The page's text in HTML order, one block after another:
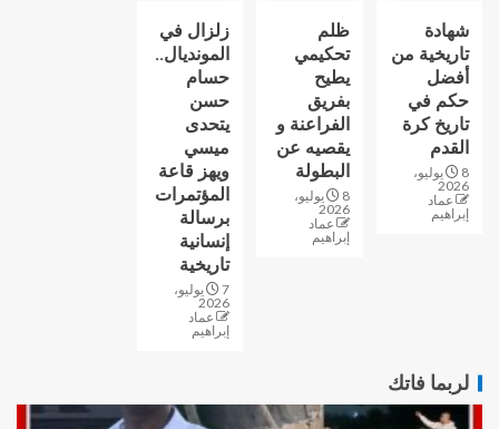
شهادة
تاريخية من
أفضل
حكم في
تاريخ كرة
القدم
8 يوليو،
2026
عماد
إبراهيم
ظلم
تحكيمي
يطيح
بفريق
الفراعنة و
يقصيه عن
البطولة
8 يوليو،
2026
عماد
إبراهيم
زلزال في
المونديال..
حسام
حسن
يتحدى
ميسي
ويهز قاعة
المؤتمرات
برسالة
إنسانية
تاريخية
7 يوليو،
2026
عماد
إبراهيم
لربما فاتك